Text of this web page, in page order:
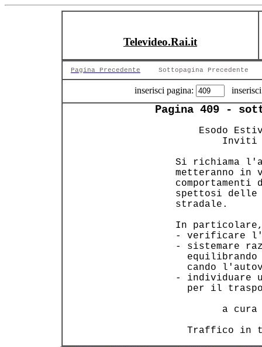
Televideo.Rai.it
Pagina Precedente Sottopagina Precedente
inserisci pagina:
Pagina 409 -
Esodo
Si richiama
metteranno in
spettosi delle
In
- verificare
- sistemare
equilibrando
cando
- individuare
per il
a
Traffico in